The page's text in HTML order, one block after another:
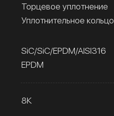
Торцевое уплотнение
Уплотнительное кольцо
SiC/SiC/EPDM/AISI316
EPDM
8К